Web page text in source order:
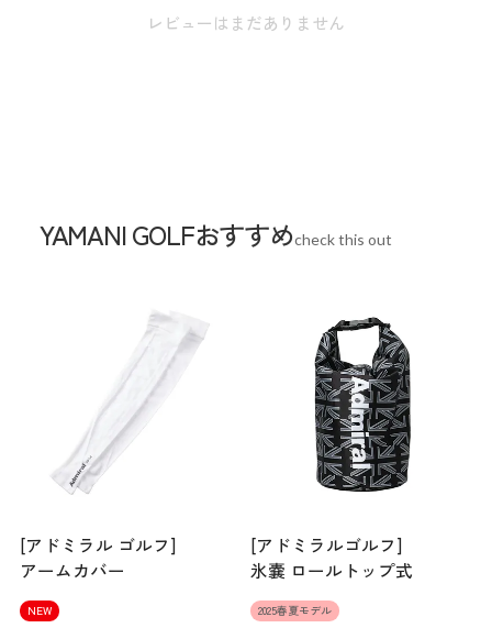
レビューはまだありません
YAMANI GOLFおすすめcheck this out
[アドミラル ゴルフ]
アームカバー
NEW
[アドミラルゴルフ]
氷嚢 ロールトップ式
2025春夏モデル